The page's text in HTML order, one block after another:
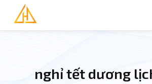
Nhảy đến nội dung
nghỉ tết dương